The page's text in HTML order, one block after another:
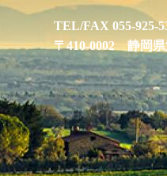
TEL/FAX 055-925-
〒410-0002 静岡県